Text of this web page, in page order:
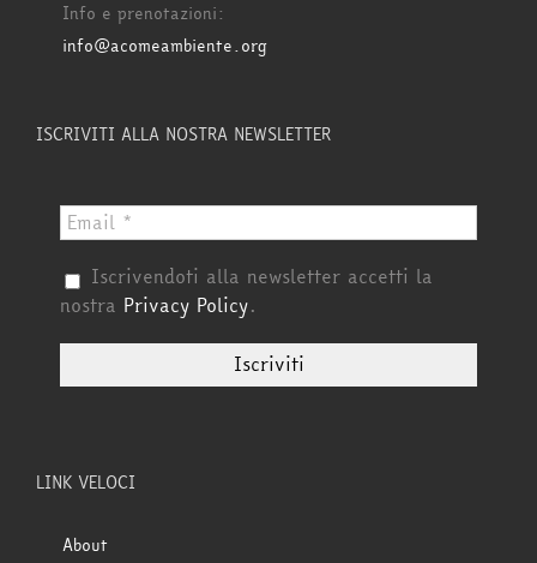
Info e prenotazioni:
info@acomeambiente.org
ISCRIVITI ALLA NOSTRA NEWSLETTER
Iscrivendoti alla newsletter accetti la
nostra Privacy Policy.
LINK VELOCI
About